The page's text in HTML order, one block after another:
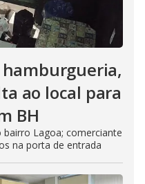
ao local para
BH
Lagoa; comerciante
na porta de entrada